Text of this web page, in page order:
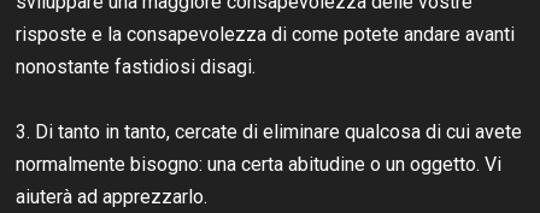
risposte e la consapevolezza di come potete andare avanti
nonostante fastidiosi disagi.
3. Di tanto in tanto, cercate di eliminare qualcosa di cui avete
normalmente bisogno: una certa abitudine o un oggetto. Vi
aiuterà ad apprezzarlo.